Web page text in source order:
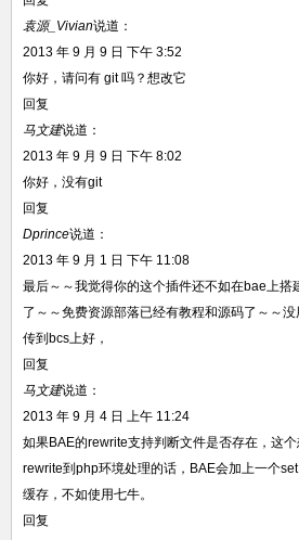
袁源_Vivian说道：
2013 年 9 月 9 日 下午 3:52
你好，请问有 git 吗？想改它
回复
马文建说道：
2013 年 9 月 9 日 下午 8:02
你好，没有git
回复
Dprince说道：
2013 年 9 月 1 日 下午 11:08
最后～～我觉得你的这个插件还不如在bae上搭
了～～免费资源部落已经有教程和源码了～～
传到bcs上好，
回复
马文建说道：
2013 年 9 月 4 日 上午 11:24
如果BAE的rewrite支持判断文件是否存在，这
rewrite到php环境处理的话，BAE会加上一个
缓存，不如使用七牛。
回复